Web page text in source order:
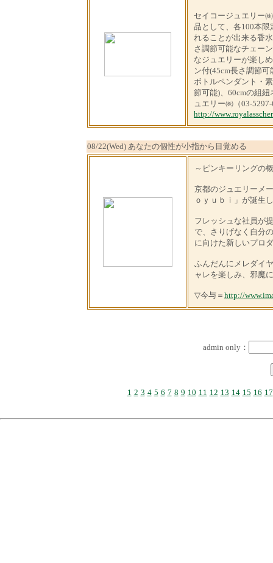
セイコージュエリー
品として、各100本
れることが出来る香
さ調節可能なチェー
なジュエリーが楽し
ン付(45cm長さ調節
ボトルペンダント・
節可能)、60cmの組
ュエリー㈱（03-
http://
08/22(Wed) あなたの個性が小指から目覚める
～ピンキーリングの
京都のジュエリーメ
ｏｙｕｂｉ」が誕生
フレッシュな社員が
で、さりげなく自分
に向けた新しいプロ
ふんだんにメレダイ
ャレを楽しみ、邪魔
▽今与＝ http://
admin only：
1 2 3 4 5 6 7 8 9 10 11 12 13 14 15 16 17